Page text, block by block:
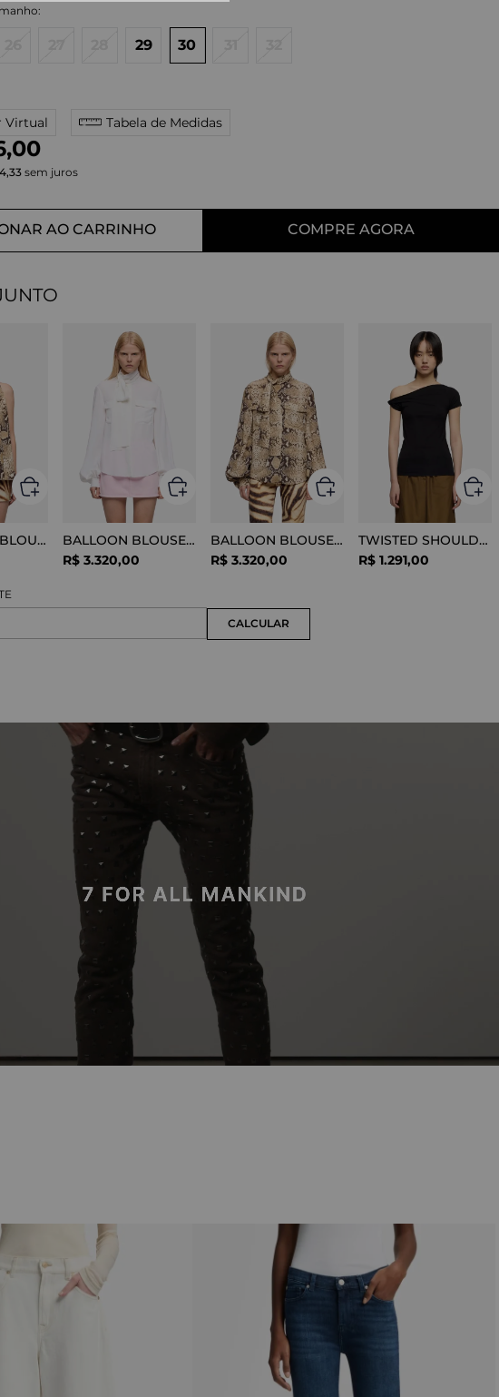
29 30
Virtual Tabela de Medidas
,00
,33 sem juros
AO CARRINHO COMPRE AGORA
SLEEVELESS BLOUSE VISCOSE SNAKE
BALLOON BLOUSE SILK OPTICAL WHITE
R$ 3.320,00
BALLOON BLOUSE VISCOSE SNAKE
R$ 3.320,00
TWISTED SHOULDER TEE LYOCELL BLACK
R$ 1.291,00